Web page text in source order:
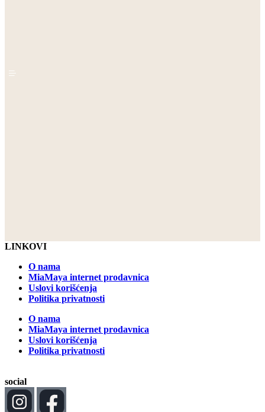
LINKOVI
O nama
MiaMaya internet prodavnica
Uslovi korišćenja
Politika privatnosti
O nama
MiaMaya internet prodavnica
Uslovi korišćenja
Politika privatnosti
social